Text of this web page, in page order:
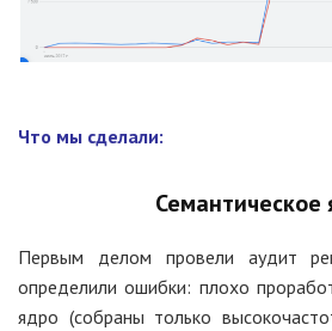
Что мы сделали:
Семантическое
Первым делом провели аудит
определили ошибки: плохо
ядро (собраны только